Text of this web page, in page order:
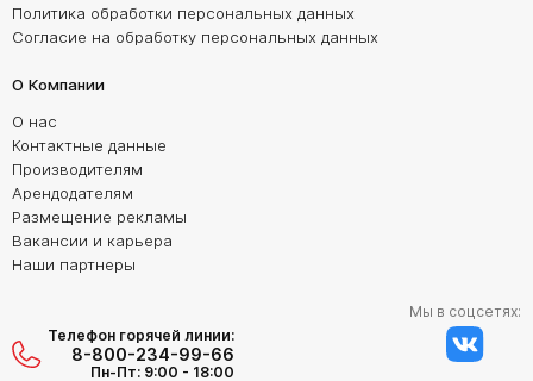
Политика обработки персональных данных
Согласие на обработку персональных данных
О Компании
О нас
Контактные данные
Производителям
Арендодателям
Размещение рекламы
Вакансии и карьера
Наши партнеры
Телефон горячей линии:
8-800-234-99-66
Пн-Пт: 9:00 - 18:00
Мы в соцсетях: